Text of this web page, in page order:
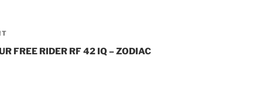
FREE RIDER RF 42 IQ – ZODIAC